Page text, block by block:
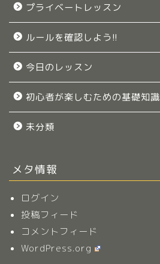
プライベートレッスン
ルールを確認しよう!!
今日のレッスン
初心者が楽しむための基礎知識
未分類
メタ情報
ログイン
投稿フィード
コメントフィード
WordPress.org